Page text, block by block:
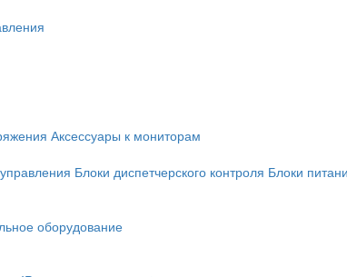
Аксессуары к мониторам
Блоки диспетчерского контроля Блоки
оборудование